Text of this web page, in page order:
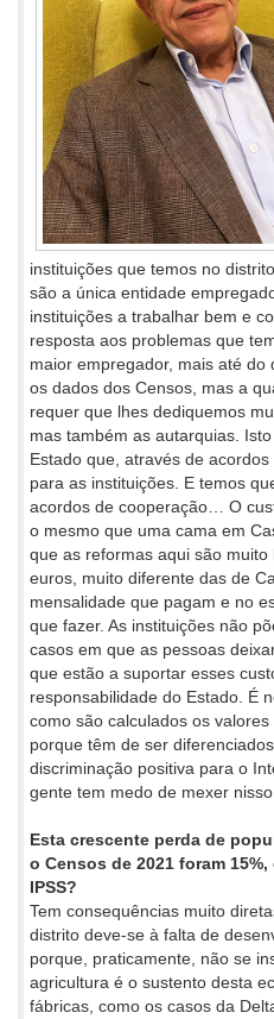
instituições que temos no
são a única entidade
instituições a trabalhar bem e
resposta aos problemas que
maior empregador, mais até
os dados dos Censos, mas a
requer que lhes dediquemos
mas também as autarquias.
Estado que, através de
para as instituições. E temos
acordos de cooperação… O
o mesmo que uma cama em
que as reformas aqui são
euros, muito diferente das de
mensalidade que pagam e no
que fazer. As instituições não
casos em que as pessoas
que estão a suportar esses
responsabilidade do Estado. É
como são calculados os
porque têm de ser
discriminação positiva para o
gente tem medo de mexer
Esta crescente perda de
o Censos de 2021 foram
IPSS?
Tem consequências muito
distrito deve-se à falta de
porque, praticamente, não se
agricultura é o sustento desta
fábricas, como os casos da